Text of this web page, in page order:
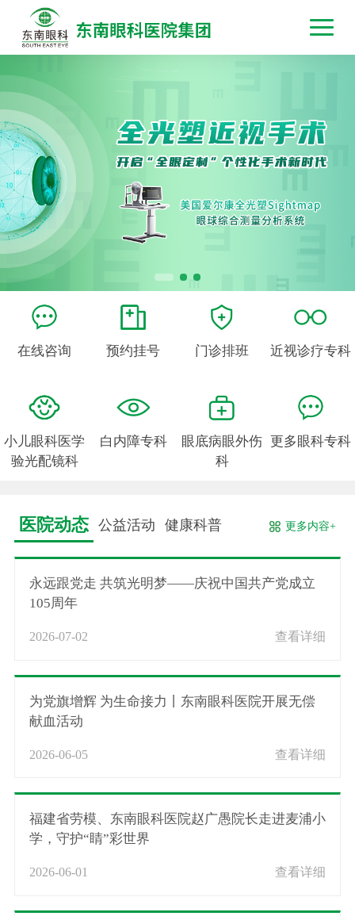
在线咨询 预约挂号 门诊排班 近视诊疗专科
小儿眼科医学
验光配镜科
白内障专科
眼底病眼外伤
科
更多眼科专科
医院动态 公益活动 健康科普 更多内容+
永远跟党走 共筑光明梦——庆祝中国共产党成立
105周年
2026-07-02 查看详细
为党旗增辉 为生命接力丨东南眼科医院开展无偿
献血活动
2026-06-05 查看详细
福建省劳模、东南眼科医院赵广愚院长走进麦浦小
学，守护“睛”彩世界
2026-06-01 查看详细